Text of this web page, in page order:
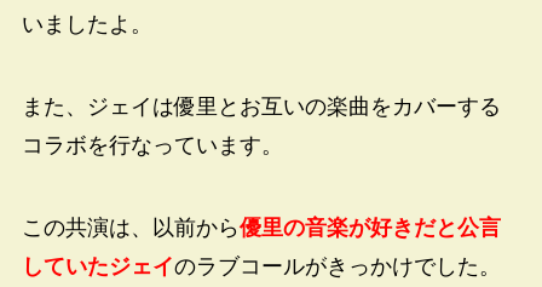
いましたよ。
また、ジェイは優里とお互いの楽曲をカバーする
コラボを行なっています。
この共演は、以前から優里の音楽が好きだと公言
していたジェイのラブコールがきっかけでした。